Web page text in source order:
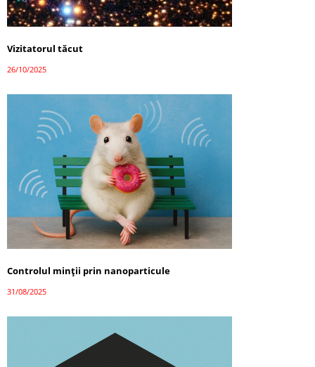
Vizitatorul tăcut
26/10/2025
Controlul minții prin nanoparticule
31/08/2025